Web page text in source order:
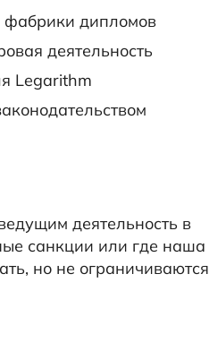
фабрики дипломов
деятельность
Legarithm
деятельность в
санкции или где наша
но не ограничиваются